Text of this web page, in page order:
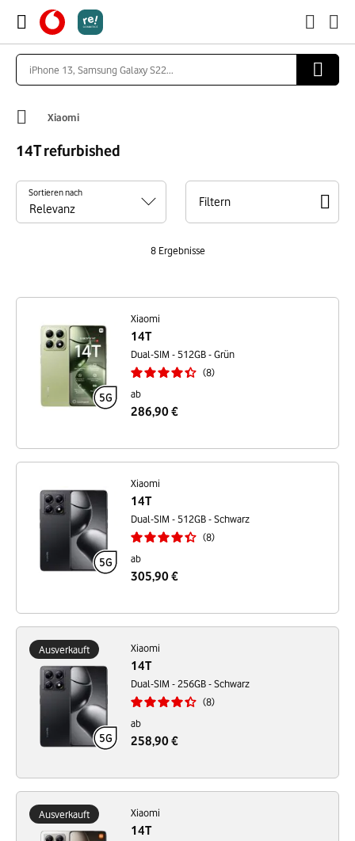
Xiaomi
14T refurbished
8Ergebnisse
Sortieren nach
Filtern
Xiaomi
14T
Dual-SIM - 512GB - Grün
8
ab
286,90 €
Xiaomi
14T
Dual-SIM - 512GB - Schwarz
8
ab
305,90 €
Ausverkauft Xiaomi
14T
Dual-SIM - 256GB - Schwarz
8
ab
258,90 €
Ausverkauft Xiaomi
14T